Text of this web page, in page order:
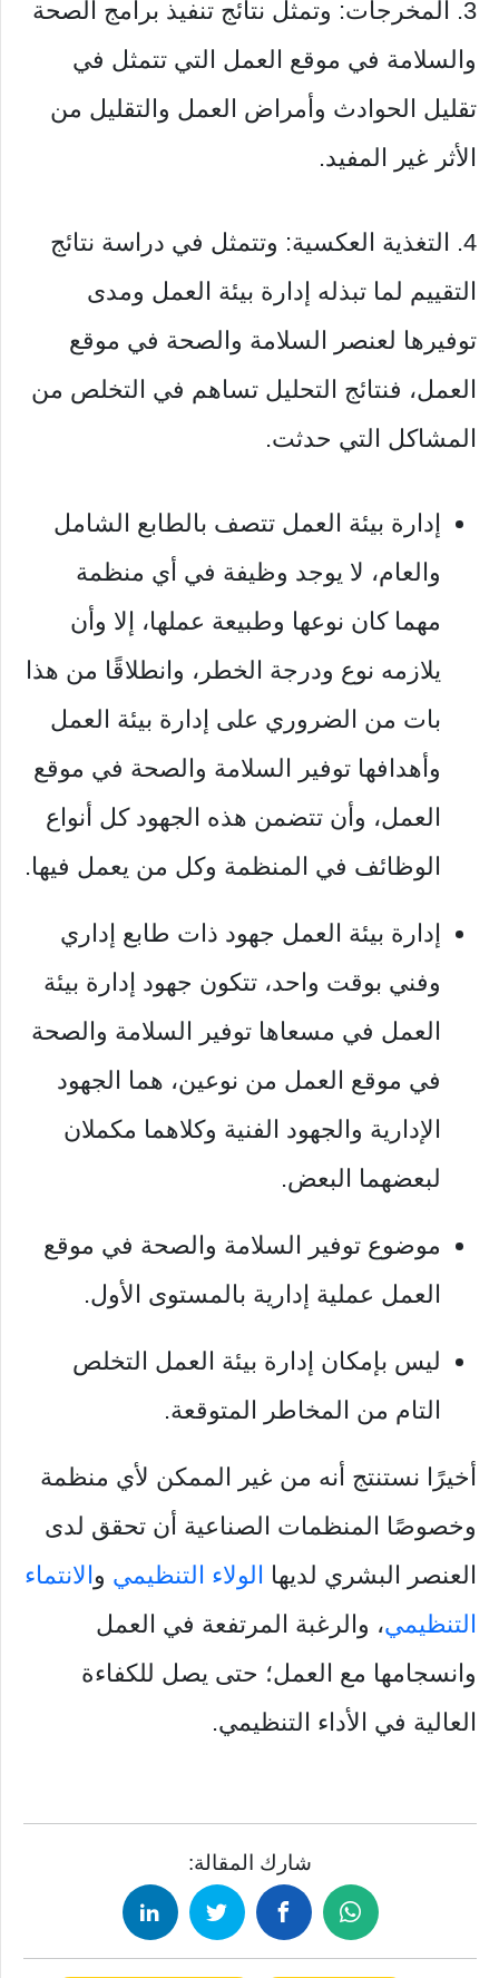
3. المخرجات: وتمثل نتائج تنفيذ برامج الصحة
والسلامة في موقع العمل التي تتمثل في
تقليل الحوادث وأمراض العمل والتقليل من
الأثر غير المفيد.
4. التغذية العكسية: وتتمثل في دراسة نتائج
التقييم لما تبذله إدارة بيئة العمل ومدى
توفيرها لعنصر السلامة والصحة في موقع
العمل، فنتائج التحليل تساهم في التخلص من
المشاكل التي حدثت.
إدارة بيئة العمل تتصف بالطابع الشامل
والعام، لا يوجد وظيفة في أي منظمة
مهما كان نوعها وطبيعة عملها، إلا وأن
يلازمه نوع ودرجة الخطر، وانطلاقًا من هذا
بات من الضروري على إدارة بيئة العمل
وأهدافها توفير السلامة والصحة في موقع
العمل، وأن تتضمن هذه الجهود كل أنواع
الوظائف في المنظمة وكل من يعمل فيها.
إدارة بيئة العمل جهود ذات طابع إداري
وفني بوقت واحد، تتكون جهود إدارة بيئة
العمل في مسعاها توفير السلامة والصحة
في موقع العمل من نوعين، هما الجهود
الإدارية والجهود الفنية وكلاهما مكملان
لبعضهما البعض.
موضوع توفير السلامة والصحة في موقع
العمل عملية إدارية بالمستوى الأول.
ليس بإمكان إدارة بيئة العمل التخلص
التام من المخاطر المتوقعة.
أخيرًا نستنتج أنه من غير الممكن لأي منظمة
وخصوصًا المنظمات الصناعية أن تحقق لدى
العنصر البشري لديها الولاء التنظيمي والانتماء
التنظيمي، والرغبة المرتفعة في العمل
وانسجامها مع العمل؛ حتى يصل للكفاءة
العالية في الأداء التنظيمي.
شارك المقالة: